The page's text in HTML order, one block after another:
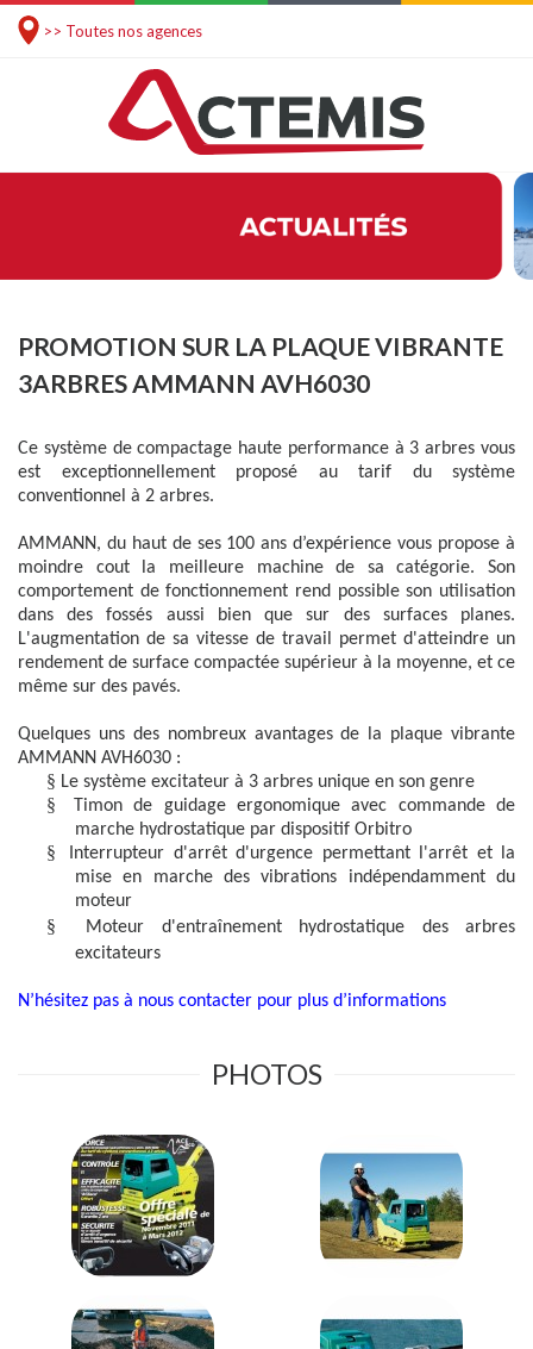
>> Toutes nos agences
PROMOTION SUR LA PLAQUE VIBRANTE
3ARBRES AMMANN AVH6030
Ce système de compactage haute performance à 3 arbres vous
est exceptionnellement proposé au tarif du système
conventionnel à 2 arbres.
AMMANN, du haut de ses 100 ans d’expérience vous propose à
moindre cout la meilleure machine de sa catégorie. Son
comportement de fonctionnement rend possible son utilisation
dans des fossés aussi bien que sur des surfaces planes.
L'augmentation de sa vitesse de travail permet d'atteindre un
rendement de surface compactée supérieur à la moyenne, et ce
même sur des pavés.
Quelques uns des nombreux avantages de la plaque vibrante
AMMANN AVH6030 :
§ Le système excitateur à 3 arbres unique en son genre
§
Timon de guidage ergonomique avec commande de
marche hydrostatique par dispositif Orbitro
§
Interrupteur d'arrêt d'urgence permettant l'arrêt et la
mise en marche des vibrations indépendamment du
moteur
§
Moteur d'entraînement hydrostatique des arbres
excitateurs
N’hésitez pas à nous contacter pour plus d’informations
PHOTOS